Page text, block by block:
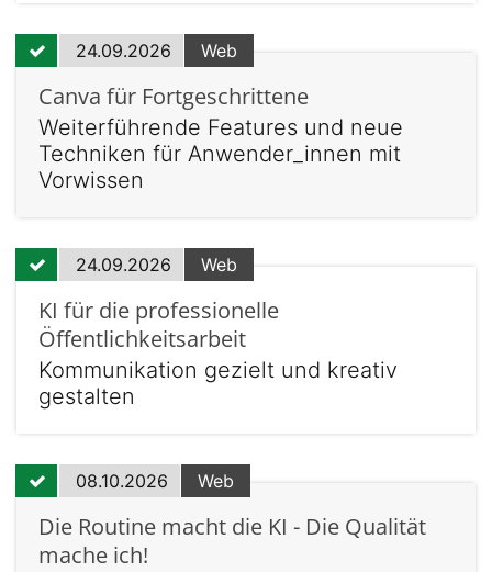
24.09.2026 Web
Canva für Fortgeschrittene
Weiterführende Features und neue
Techniken für Anwender_innen mit
Vorwissen
24.09.2026 Web
KI für die professionelle
Öffentlichkeitsarbeit
Kommunikation gezielt und kreativ
gestalten
08.10.2026 Web
Die Routine macht die KI - Die Qualität
mache ich!